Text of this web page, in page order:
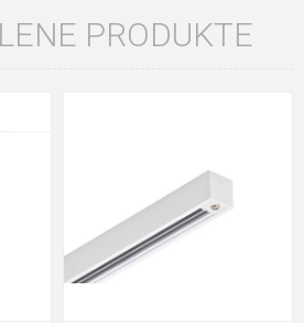
PRODUKTE